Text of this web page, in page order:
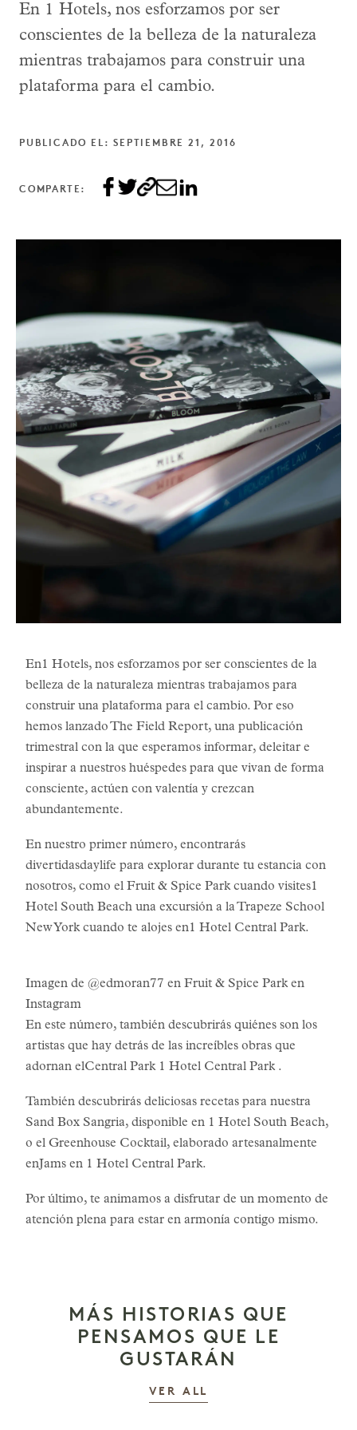
En 1 Hotels, nos esforzamos por ser
conscientes de la belleza de la naturaleza
mientras trabajamos para construir una
plataforma para el cambio.
PUBLICADO EL: SEPTIEMBRE 21, 2016
COMPARTE:
En1 Hotels, nos esforzamos por ser conscientes de la
belleza de la naturaleza mientras trabajamos para
construir una plataforma para el cambio. Por eso
hemos lanzado The Field Report, una publicación
trimestral con la que esperamos informar, deleitar e
inspirar a nuestros huéspedes para que vivan de forma
consciente, actúen con valentía y crezcan
abundantemente.
En nuestro primer número, encontrarás
divertidasdaylife para explorar durante tu estancia con
nosotros, como el Fruit & Spice Park cuando visites1
Hotel South Beach una excursión a la Trapeze School
New York cuando te alojes en1 Hotel Central Park.
Imagen de @edmoran77 en Fruit & Spice Park en
Instagram
En este número, también descubrirás quiénes son los
artistas que hay detrás de las increíbles obras que
adornan elCentral Park 1 Hotel Central Park .
También descubrirás deliciosas recetas para nuestra
Sand Box Sangria, disponible en 1 Hotel South Beach,
o el Greenhouse Cocktail, elaborado artesanalmente
enJams en 1 Hotel Central Park.
Por último, te animamos a disfrutar de un momento de
atención plena para estar en armonía contigo mismo.
MÁS HISTORIAS QUE
PENSAMOS QUE LE
GUSTARÁN
VER ALL